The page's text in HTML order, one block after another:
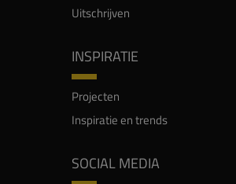
Uitschrijven
INSPIRATIE
Projecten
Inspiratie en trends
SOCIAL MEDIA